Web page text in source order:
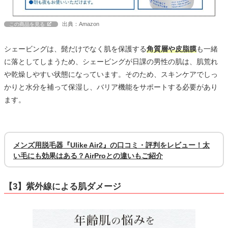
この商品を見る 出典：Amazon
シェービングは、髭だけでなく肌を保護する角質層や皮脂膜も一緒
に落としてしまうため、シェービングが日課の男性の肌は、肌荒れ
や乾燥しやすい状態になっています。そのため、スキンケアでしっ
かりと水分を補って保湿し、バリア機能をサポートする必要があり
ます。
メンズ用脱毛器『Ulike Air2』の口コミ・評判をレビュー！太
い毛にも効果はある？AirProとの違いもご紹介
【3】紫外線による肌ダメージ